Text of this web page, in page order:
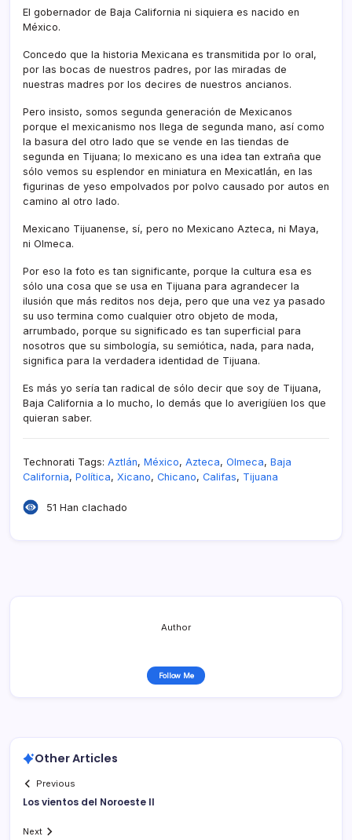
El gobernador de Baja California ni siquiera es nacido en
México.
Concedo que la historia Mexicana es transmitida por lo oral,
por las bocas de nuestros padres, por las miradas de
nuestras madres por los decires de nuestros ancianos.
Pero insisto, somos segunda generación de Mexicanos
porque el mexicanismo nos llega de segunda mano, así­ como
la basura del otro lado que se vende en las tiendas de
segunda en Tijuana; lo mexicano es una idea tan extraña que
sólo vemos su esplendor en miniatura en Mexicatlán, en las
figurinas de yeso empolvados por polvo causado por autos en
camino al otro lado.
Mexicano Tijuanense, sí­, pero no Mexicano Azteca, ni Maya,
ni Olmeca.
Por eso la foto es tan significante, porque la cultura esa es
sólo una cosa que se usa en Tijuana para agrandecer la
ilusión que más reditos nos deja, pero que una vez ya pasado
su uso termina como cualquier otro objeto de moda,
arrumbado, porque su significado es tan superficial para
nosotros que su simbologí­a, su semiótica, nada, para nada,
significa para la verdadera identidad de Tijuana.
Es más yo serí­a tan radical de sólo decir que soy de Tijuana,
Baja California a lo mucho, lo demás que lo averigíüen los que
quieran saber.
Technorati Tags: Aztlán, México, Azteca, Olmeca, Baja
California, Polí­tica, Xicano, Chicano, Califas, Tijuana
51 Han clachado
Author
Follow Me
Other Articles
Previous
Los vientos del Noroeste II
Next